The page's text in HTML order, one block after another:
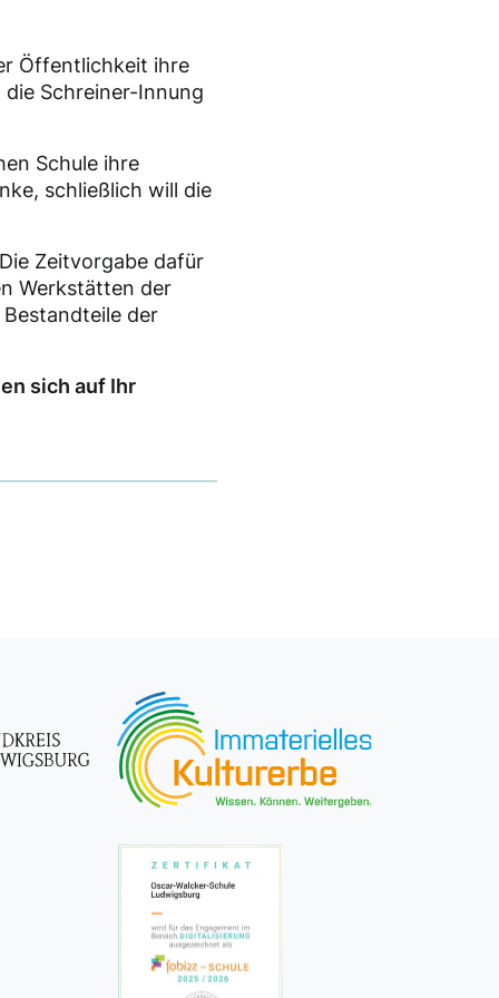
Öffentlichkeit ihre
die Schreiner-Innung
Schule ihre
schließlich will die
Zeitvorgabe dafür
Werkstätten der
der
sich auf Ihr